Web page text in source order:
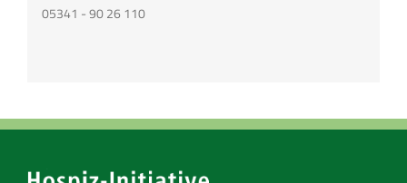
05341 - 90 26 110